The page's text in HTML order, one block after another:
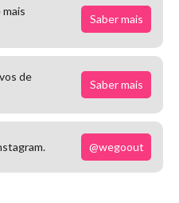
Saber mais
de
Saber mais
@wegoout